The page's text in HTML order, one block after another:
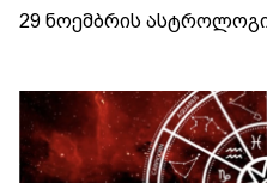
29 ნოემბრის